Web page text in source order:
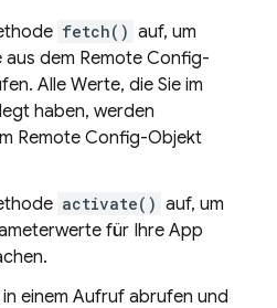
fetch() auf, um
dem Remote Config-
Alle Werte, die Sie im
haben, werden
Remote Config-Objekt
activate() auf, um
für Ihre App
einem Aufruf abrufen und